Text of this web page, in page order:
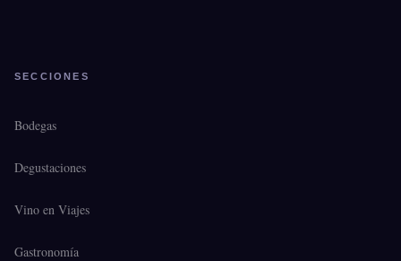
SECCIONES
Bodegas
Degustaciones
Vino en Viajes
Gastronomía